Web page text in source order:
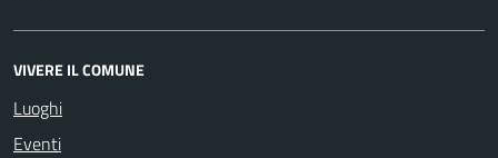
VIVERE IL COMUNE
Luoghi
Eventi